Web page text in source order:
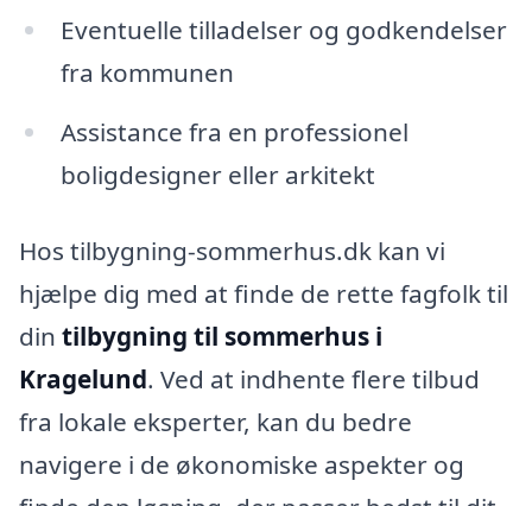
Eventuelle tilladelser og godkendelser
fra kommunen
Assistance fra en professionel
boligdesigner eller arkitekt
Hos tilbygning-sommerhus.dk kan vi
hjælpe dig med at finde de rette fagfolk til
din tilbygning til sommerhus i
Kragelund. Ved at indhente flere tilbud
fra lokale eksperter, kan du bedre
navigere i de økonomiske aspekter og